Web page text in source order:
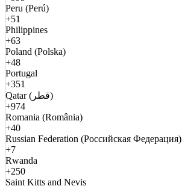
Peru (Perú)
+51
Philippines
+63
Poland (Polska)
+48
Portugal
+351
Qatar (قطر)
+974
Romania (România)
+40
Russian Federation (Российская Федерация)
+7
Rwanda
+250
Saint Kitts and Nevis